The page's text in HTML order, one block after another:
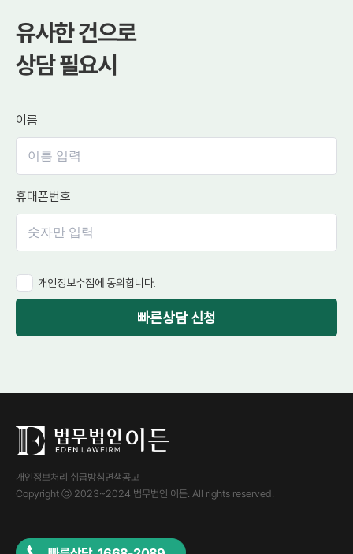
유사한 건으로
상담 필요시
이름
휴대폰번호
개인정보수집에 동의합니다.
빠른상담 신청
개인정보처리 취급방침면책공고
Copyright ⓒ 2023~2024 법무법인 이든. All rights reserved.